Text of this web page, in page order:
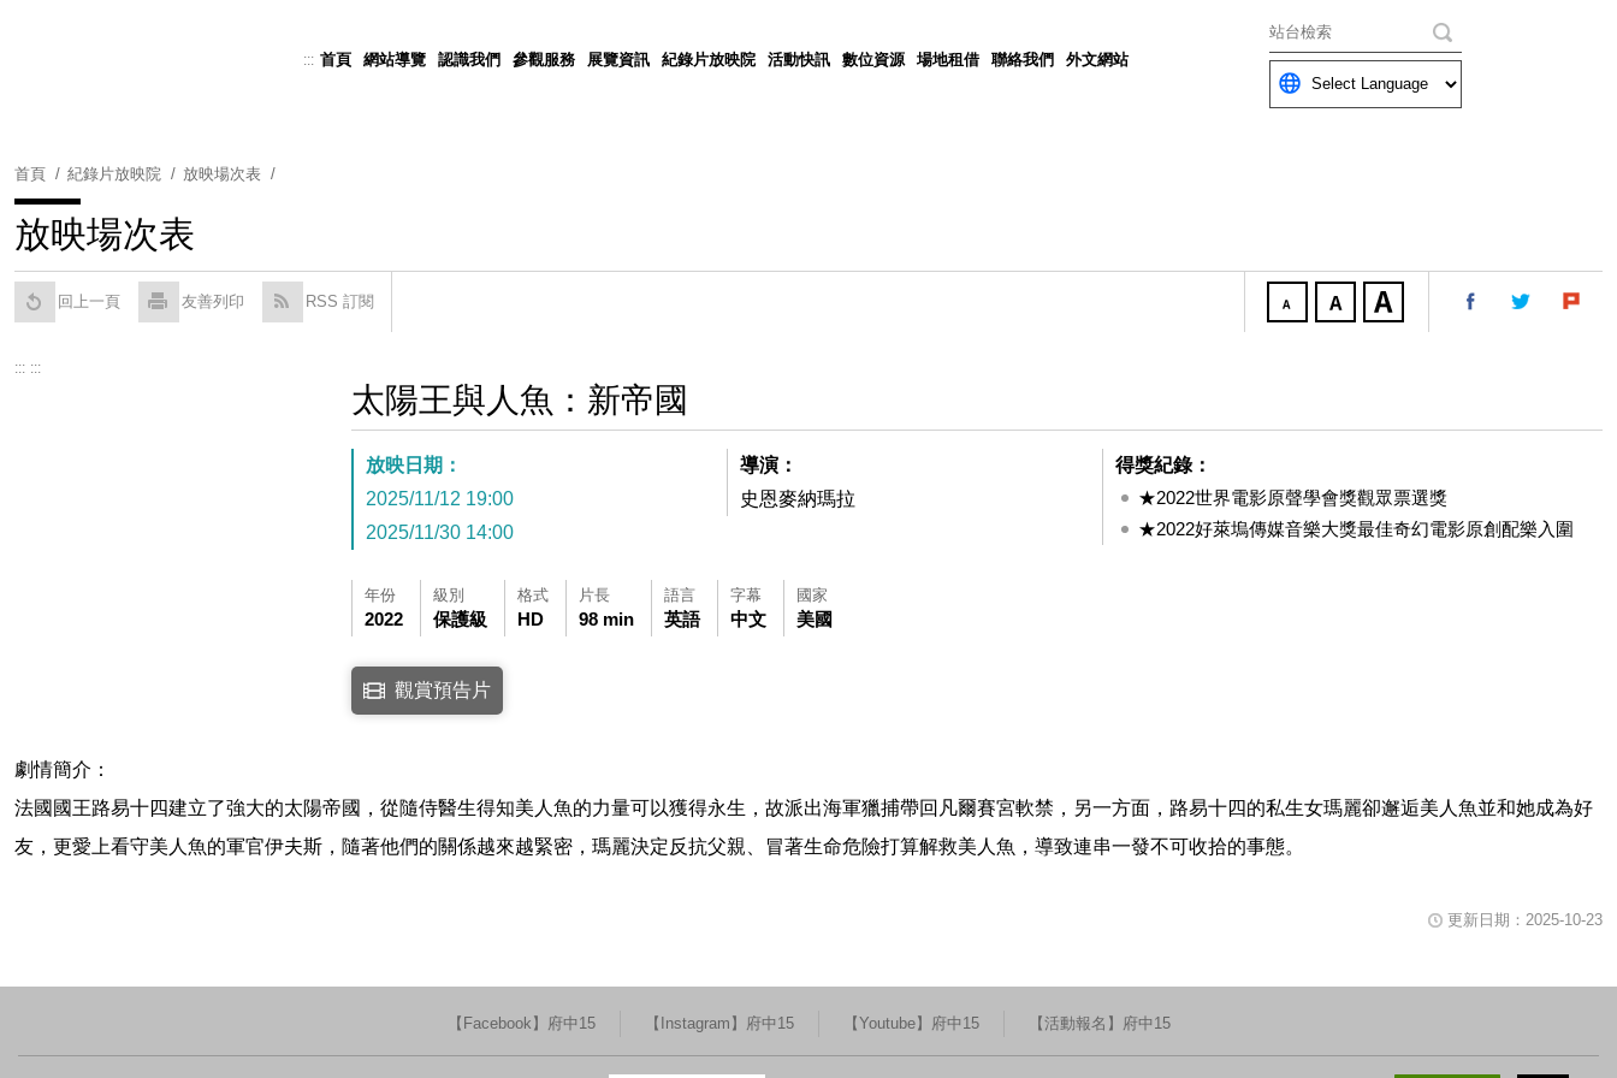
::: 首頁 網站導覽 認識我們 參觀服務 展覽資訊 紀錄片放映院 活動快訊 數位資源 場地租借 聯絡我們 外文網站
關鍵字
首頁 紀錄片放映院 放映場次表
放映場次表
回上一頁 友善列印 RSS 訂閱
::: :::
太陽王與人魚：新帝國
放映日期：
2025/11/12 19:00
2025/11/30 14:00
導演：
史恩麥納瑪拉
得獎紀錄：
★2022世界電影原聲學會獎觀眾票選獎
★2022好萊塢傳媒音樂大獎最佳奇幻電影原創配樂入圍
年份
2022
級別
保護級
格式
HD
片長
98 min
語言
英語
字幕
中文
國家
美國
點擊下列連結開啟視窗後，可使用鍵盤Tab鍵移至影片中央播放鍵，再按鍵盤Enter鍵播放影片，影片播放時可用鍵盤空白鍵暫停或重新播放影片，關閉視窗請使用鍵盤Tab鍵
連結至Youtube網站觀看此影片(開新視窗)
觀賞預告片
劇情簡介：
法國國王路易十四建立了強大的太陽帝國，從隨侍醫生得知美人魚的力量可以獲得永生，故派出海軍獵捕帶回凡爾賽宮軟禁，另一方面，路易十四的私生女瑪麗卻邂逅美人魚並和她成為好
友，更愛上看守美人魚的軍官伊夫斯，隨著他們的關係越來越緊密，瑪麗決定反抗父親、冒著生命危險打算解救美人魚，導致連串一發不可收拾的事態。
更新日期：2025-10-23
【Facebook】府中15 【Instagram】府中15 【Youtube】府中15 【活動報名】府中15